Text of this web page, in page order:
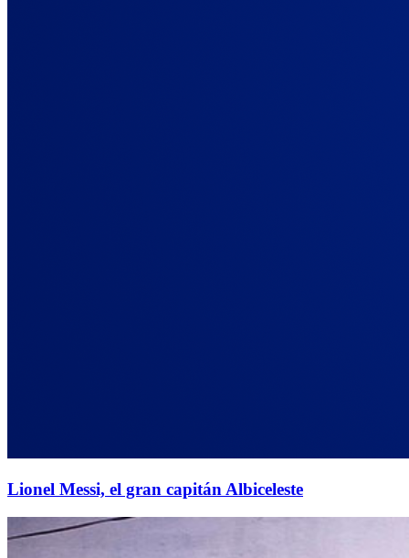
Lionel Messi, el gran capitán Albiceleste